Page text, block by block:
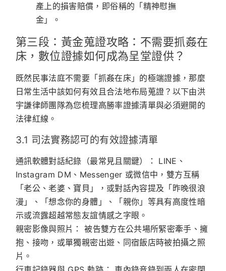
產上的損害賠償，即俗稱的「精神慰撫
金」。
第三段：黃金蒐證攻略：不需要抓姦在
床，數位證據如何成為呈堂證供？
既然民事法庭不需要「抓姦在床」的極端證據，那麼
日常生活中該如何有效且合法地布局蒐證？以下由洪
宇謙律師團隊為您梳理高勝率證據清單與必須避開的
法律紅線。
3.1 司法實務認可的有效證據清單
通訊軟體對話紀錄（最常見且關鍵）：
LINE、
Instagram DM、Messenger 或微信中，雙方互稱
「老公、老婆、寶貝」，或對話內容提及「昨晚很浪
漫」、「想念你的身體」、「親你」等具有高度性暗
示或流露超越常態友誼情感之字眼。
親密影像與照片：
被告雙方在公共場所緊密牽手、擁
抱、接吻，或單獨親密出遊、同宿飯店時被拍攝之照
片。